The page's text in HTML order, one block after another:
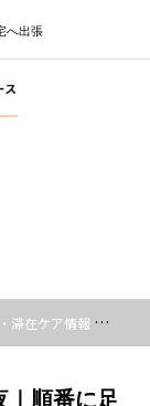
へ出張
滞在ケア情報
｜順番に足